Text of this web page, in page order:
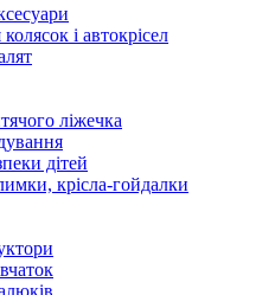
і автокрісел
ліжечка
дітей
крісла-гойдалки